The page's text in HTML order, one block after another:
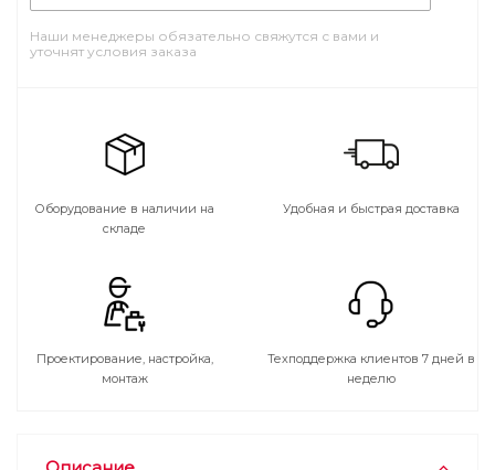
Наши менеджеры обязательно свяжутся с вами и
уточнят условия заказа
Оборудование в наличии на
складе
Удобная и быстрая доставка
Проектирование, настройка,
монтаж
Техподдержка клиентов 7 дней в
неделю